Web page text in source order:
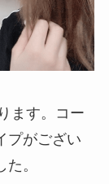
ます。コー
プがござい
。